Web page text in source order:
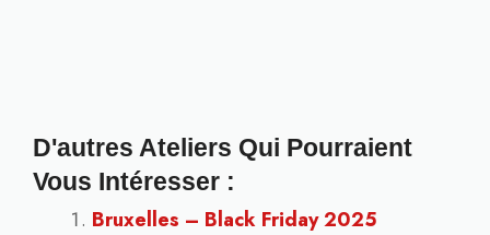
D'autres Ateliers Qui Pourraient
Vous Intéresser :
Bruxelles – Black Friday 2025